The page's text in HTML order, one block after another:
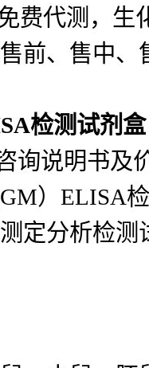
科研实验，环保，生物产
否
生产厂家
费代测，生
前、售中
检测试剂盒
询说明书及
）ELISA